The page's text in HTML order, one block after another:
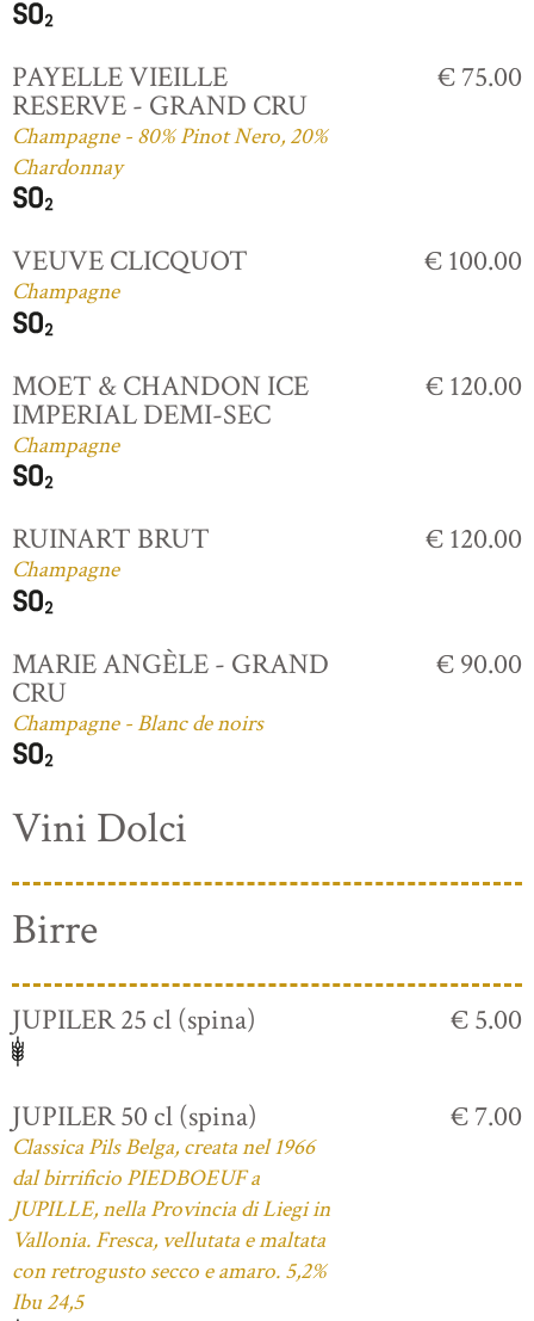
PAYELLE VIEILLE
RESERVE - GRAND CRU
Champagne - 80% Pinot Nero, 20%
Chardonnay
€ 75.00
VEUVE CLICQUOT
Champagne
€ 100.00
MOET & CHANDON ICE
IMPERIAL DEMI-SEC
Champagne
€ 120.00
RUINART BRUT
Champagne
€ 120.00
MARIE ANGÈLE - GRAND
CRU
Champagne - Blanc de noirs
€ 90.00
Vini Dolci
Birre
JUPILER 25 cl (spina) € 5.00
JUPILER 50 cl (spina)
Classica Pils Belga, creata nel 1966
dal birrificio PIEDBOEUF a
JUPILLE, nella Provincia di Liegi in
Vallonia. Fresca, vellutata e maltata
con retrogusto secco e amaro. 5,2%
Ibu 24,5
€ 7.00